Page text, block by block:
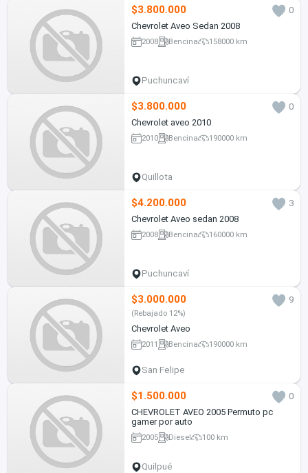
$3.800.000
0
Chevrolet Aveo Sedan 2008
2008 Bencina 158000 km
Puchuncaví
$3.800.000
0
Chevrolet aveo 2010
2010 Bencina 190000 km
Quillota
$4.200.000
3
Chevrolet Aveo sedan 2008
2008 Bencina 160000 km
Puchuncaví
$3.000.000 9
(Rebajado 12%)
Chevrolet Aveo
2011 Bencina 190000 km
San Felipe
$1.500.000
0
CHEVROLET AVEO 2005 Permuto pc
gamer por auto
2005 Diesel 100 km
Quilpué